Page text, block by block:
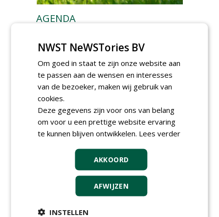
AGENDA
bijdragen aan uniform
aanbesteden van duurzame
kunstgrasvelden
t/m dinsdag 29 september 2026
Nationale Grasdag strijkt
van PEC Zwolle
woensdag 18 november 2026
Save the Date: Green Gala op
woensdag 2 december
NWST NeWSTories BV
Om goed in staat te zijn onze website aan
te passen aan de wensen en interesses
van de bezoeker, maken wij gebruik van
cookies.
Deze gegevens zijn voor ons van belang
om voor u een prettige website ervaring
te kunnen blijven ontwikkelen. Lees verder
AKKOORD
AFWIJZEN
INSTELLEN